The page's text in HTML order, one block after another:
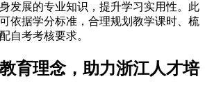
发展的专业知识，提升学习实用性。此
依据学分标准，合理规划教学课时、梳
自考考核要求。
育理念，助力浙江人才培